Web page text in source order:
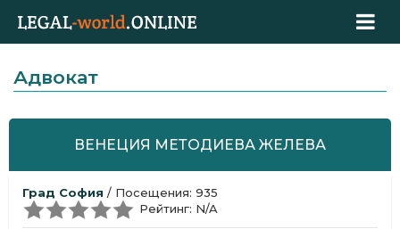
Адвокат
ВЕНЕЦИЯ МЕТОДИЕВА ЖЕЛЕВА
Град София / Посещения: 935
Рейтинг: N/A